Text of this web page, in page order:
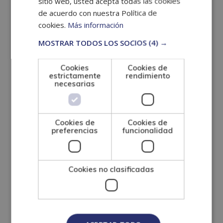
comunicación.
¿Cómo se
estudia?
El Máster en Integración Social se imparte en
modalidad online o a distancia, ofreciendo la
flexibilidad necesaria para que puedas organizar
el estudio según tu disponibilidad. Tendrás
acceso a un curso inicial donde conocerás el
funcionamiento del Campus Virtual, la
metodología de aprendizaje y los recursos
disponibles para desarrollar la formación con
de acuerdo con nuestra Política de
cookies. Más información
MOSTRAR TODOS LOS SOCIOS (4) →
Cookies
estrictamente
necesarias
Cookies de
rendimiento
Cookies de
preferencias
Cookies de
funcionalidad
Cookies no clasificadas